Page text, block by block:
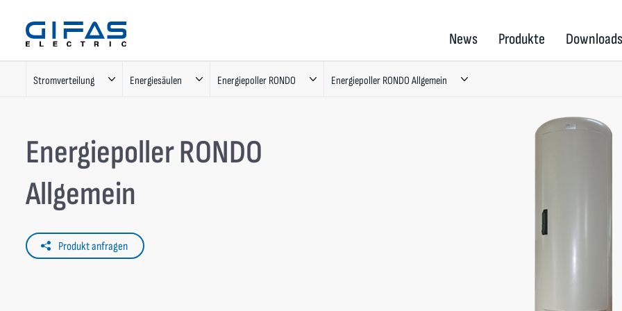
News Produkte Downloads
Stromverteilung Energiesäulen Energiepoller RONDO Energiepoller RONDO Allgemein
Energiepoller RONDO
Allgemein
Produkt anfragen